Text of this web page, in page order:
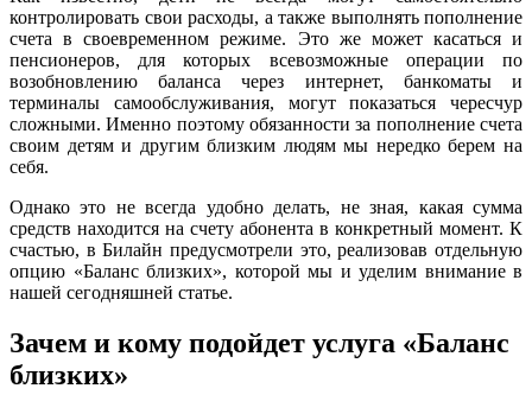
контролировать свои расходы, а также выполнять пополнение
счета в своевременном режиме. Это же может касаться и
пенсионеров, для которых всевозможные операции по
возобновлению баланса через интернет, банкоматы и
терминалы самообслуживания, могут показаться чересчур
сложными. Именно поэтому обязанности за пополнение счета
своим детям и другим близким людям мы нередко берем на
себя.
Однако это не всегда удобно делать, не зная, какая сумма
средств находится на счету абонента в конкретный момент. К
счастью, в Билайн предусмотрели это, реализовав отдельную
опцию «Баланс близких», которой мы и уделим внимание в
нашей сегодняшней статье.
Зачем и кому подойдет услуга «Баланс
близких»